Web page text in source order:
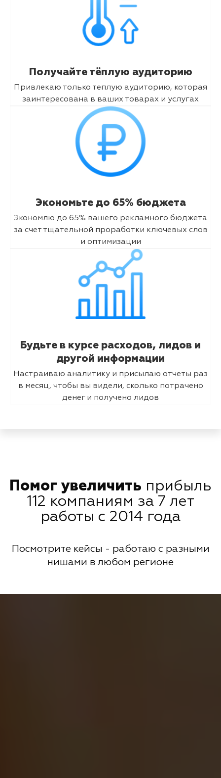
Получайте тёплую аудиторию
Привлекаю только теплую аудиторию, которая
заинтересована в ваших товарах и услугах
Экономьте до 65% бюджета
Экономлю до 65% вашего рекламного бюджета
за счет тщательной проработки ключевых слов
и оптимизации
Будьте в курсе расходов, лидов и
другой информации
Настраиваю аналитику и присылаю отчеты раз
в месяц, чтобы вы видели, сколько потрачено
денег и получено лидов
Помог увеличить прибыль
112 компаниям за 7 лет
работы с 2014 года
Посмотрите кейсы - работаю с разными
нишами в любом регионе